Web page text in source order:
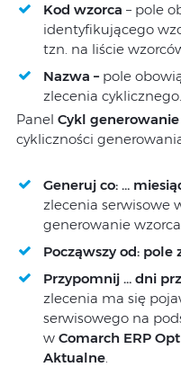
Kod wzorca – pole
identyfikującego
tzn. na liście
Nazwa – pole
zlecenia cyklicznego.
Panel Cykl generowanie
cykliczności
Generuj co: …
zlecenia serwisowe
generowanie
Począwszy od: pole
Przypomnij … dni
zlecenia ma się
serwisowego na
w Comarch ERP
Aktualne.